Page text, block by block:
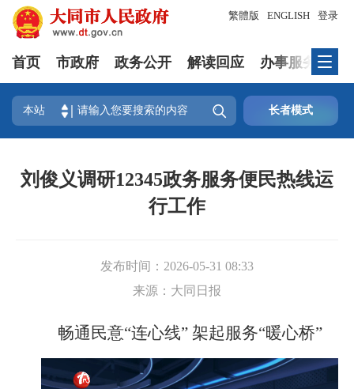
登录
繁體版 ENGLISH
首页 市政府 政务公开 解读回应 办事服务
本站  长者模式
刘俊义调研12345政务服务便民热线运
行工作
发布时间： 2026-05-31 08:33
来源： 大同日报
畅通民意“连心线” 架起服务“暖心桥”